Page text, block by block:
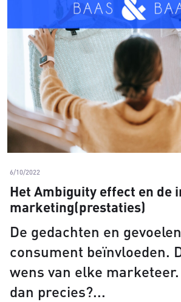
6/10/2022
Het Ambiguity effect en de
marketing(prestaties)
De gedachten en
consument beïnvloeden.
wens van elke
dan precies?